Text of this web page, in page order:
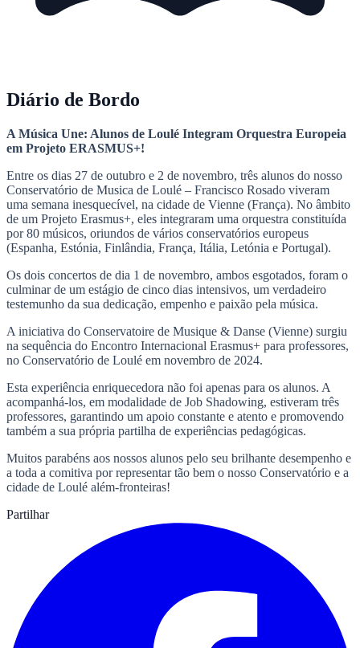
Diário de Bordo
A Música Une: Alunos de Loulé Integram Orquestra Europeia
em Projeto ERASMUS+!
Entre os dias 27 de outubro e 2 de novembro, três alunos do nosso
Conservatório de Musica de Loulé – Francisco Rosado viveram
uma semana inesquecível, na cidade de Vienne (França). No âmbito
de um Projeto Erasmus+, eles integraram uma orquestra constituída
por 80 músicos, oriundos de vários conservatórios europeus
(Espanha, Estónia, Finlândia, França, Itália, Letónia e Portugal).
Os dois concertos de dia 1 de novembro, ambos esgotados, foram o
culminar de um estágio de cinco dias intensivos, um verdadeiro
testemunho da sua dedicação, empenho e paixão pela música.
A iniciativa do Conservatoire de Musique & Danse (Vienne) surgiu
na sequência do Encontro Internacional Erasmus+ para professores,
no Conservatório de Loulé em novembro de 2024.
Esta experiência enriquecedora não foi apenas para os alunos. A
acompanhá-los, em modalidade de Job Shadowing, estiveram três
professores, garantindo um apoio constante e atento e promovendo
também a sua própria partilha de experiências pedagógicas.
Muitos parabéns aos nossos alunos pelo seu brilhante desempenho e
a toda a comitiva por representar tão bem o nosso Conservatório e a
cidade de Loulé além-fronteiras!
Partilhar